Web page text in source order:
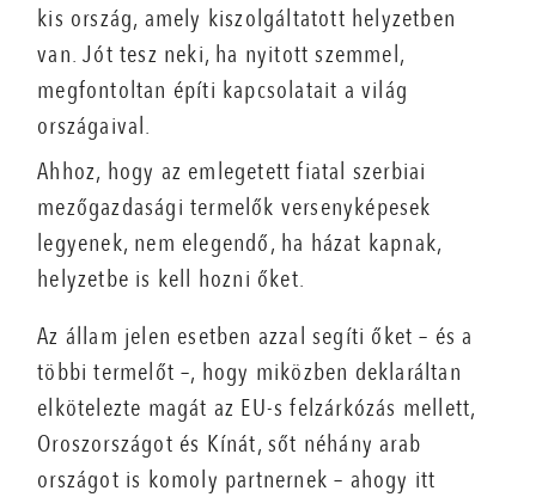
kis ország, amely kiszolgáltatott helyzetben
van. Jót tesz neki, ha nyitott szemmel,
megfontoltan építi kapcsolatait a világ
országaival.
Ahhoz, hogy az emlegetett fiatal szerbiai
mezőgazdasági termelők versenyképesek
legyenek, nem elegendő, ha házat kapnak,
helyzetbe is kell hozni őket.
Az állam jelen esetben azzal segíti őket – és a
többi termelőt –, hogy miközben deklaráltan
elkötelezte magát az EU-s felzárkózás mellett,
Oroszországot és Kínát, sőt néhány arab
országot is komoly partnernek – ahogy itt